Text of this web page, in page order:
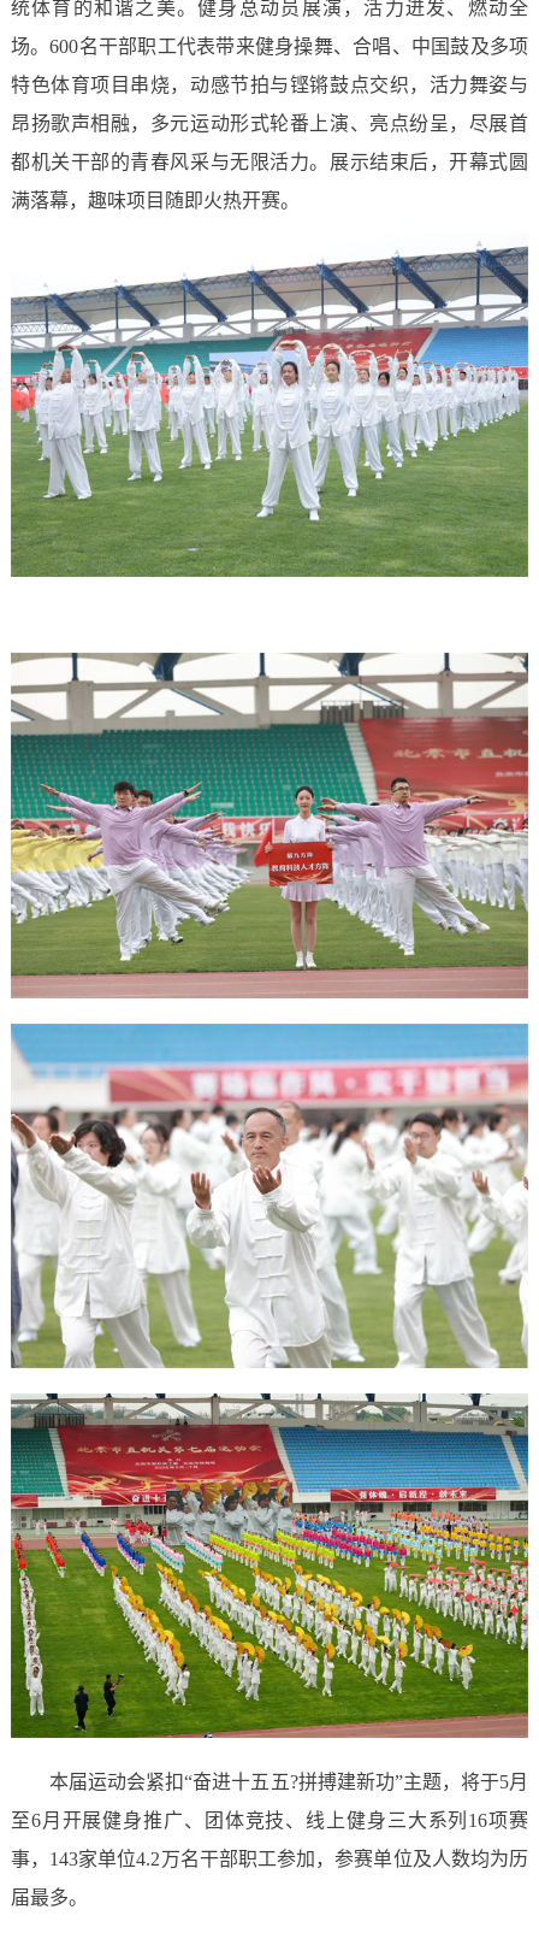
统体育的和谐之美。健身总动员展演，活力迸发、燃动全
场。600名干部职工代表带来健身操舞、合唱、中国鼓及多项
特色体育项目串烧，动感节拍与铿锵鼓点交织，活力舞姿与
昂扬歌声相融，多元运动形式轮番上演、亮点纷呈，尽展首
都机关干部的青春风采与无限活力。展示结束后，开幕式圆
满落幕，趣味项目随即火热开赛。
本届运动会紧扣“奋进十五五?拼搏建新功”主题，将于5月
至6月开展健身推广、团体竞技、线上健身三大系列16项赛
事，143家单位4.2万名干部职工参加，参赛单位及人数均为历
届最多。